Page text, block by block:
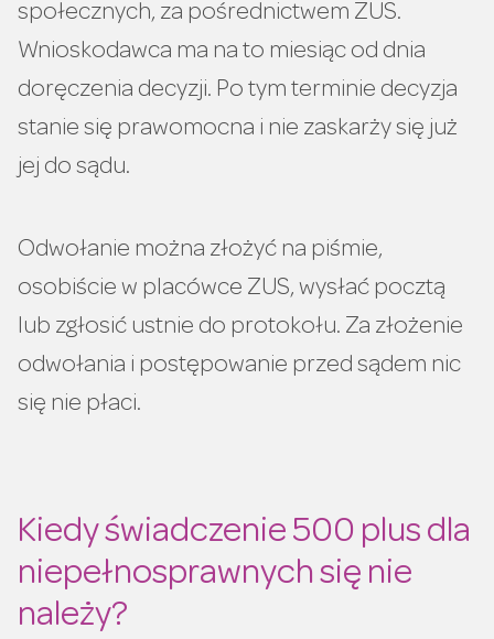
społecznych, za pośrednictwem ZUS.
Wnioskodawca ma na to miesiąc od dnia
doręczenia decyzji. Po tym terminie decyzja
stanie się prawomocna i nie zaskarży się już
jej do sądu.
Odwołanie można złożyć na piśmie,
osobiście w placówce ZUS, wysłać pocztą
lub zgłosić ustnie do protokołu. Za złożenie
odwołania i postępowanie przed sądem nic
się nie płaci.
Kiedy świadczenie 500 plus dla
niepełnosprawnych się nie
należy?